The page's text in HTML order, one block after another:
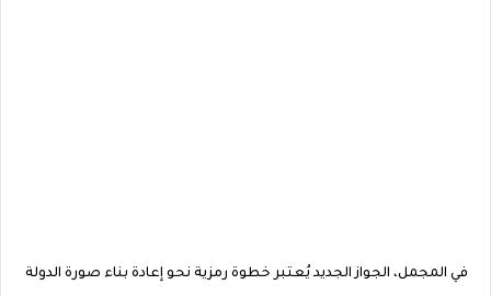
في المجمل، الجواز الجديد يُعتبر خطوة رمزية نحو إعادة بناء صورة الدولة